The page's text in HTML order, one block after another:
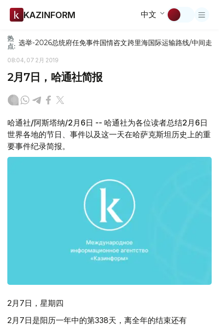
KAZINFORM 中文
热
点: 选举-2026总统府任免事件国情咨文跨里海国际运输路线/中间走廊
08:04, 07 2月 2019
2月7日，哈通社简报
哈通社/阿斯塔纳/2月6日 -- 哈通社为各位读者总结2月6日
世界各地的节日、事件以及这一天在哈萨克斯坦历史上的重
要事件纪录简报。
2月7日，星期四
2月7日是阳历一年中的第338天，离全年的结束还有